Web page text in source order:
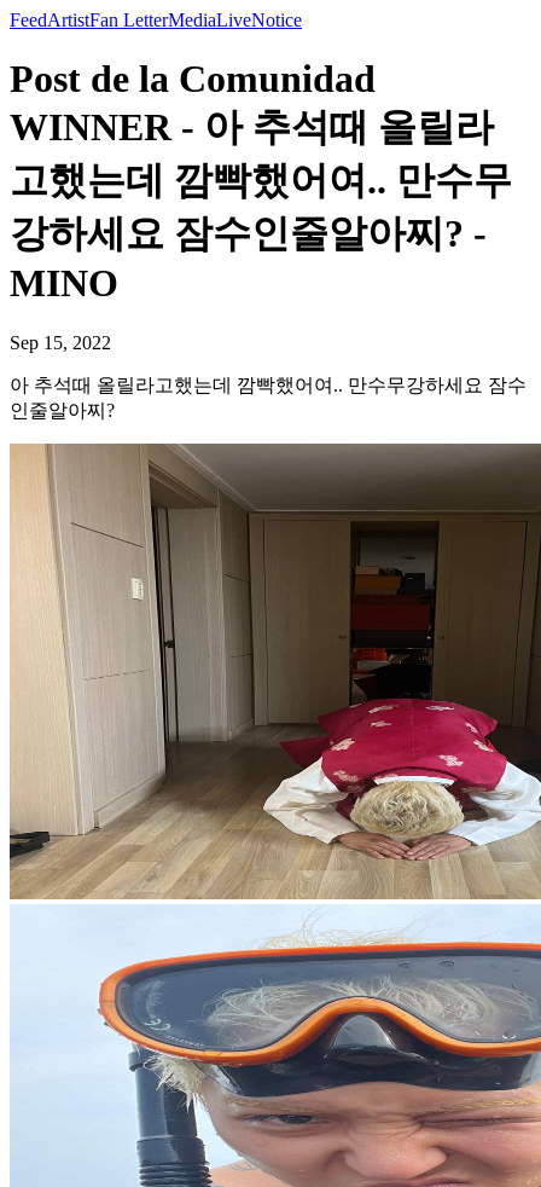
FeedArtistFan LetterMediaLiveNotice
Post de la Comunidad
WINNER - 아 추석때 올릴라
고했는데 깜빡했어여.. 만수무
강하세요 잠수인줄알아찌? -
MINO
Sep 15, 2022
아 추석때 올릴라고했는데 깜빡했어여.. 만수무강하세요 잠수
인줄알아찌?